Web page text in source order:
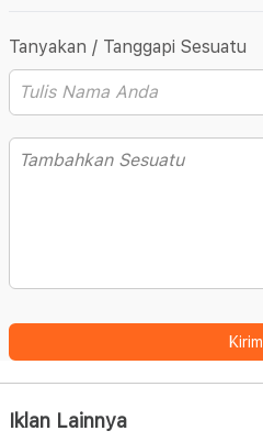
Tanyakan / Tanggapi Sesuatu
Kirim
Iklan Lainnya